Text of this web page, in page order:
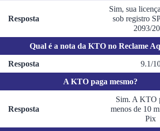
Resposta
Sim, sua
sob registro
2093/
Qual é a nota da KTO no Reclame
Resposta 9.1/
A KTO paga mesmo?
Resposta
Sim. A KTO
menos de 10
Pix